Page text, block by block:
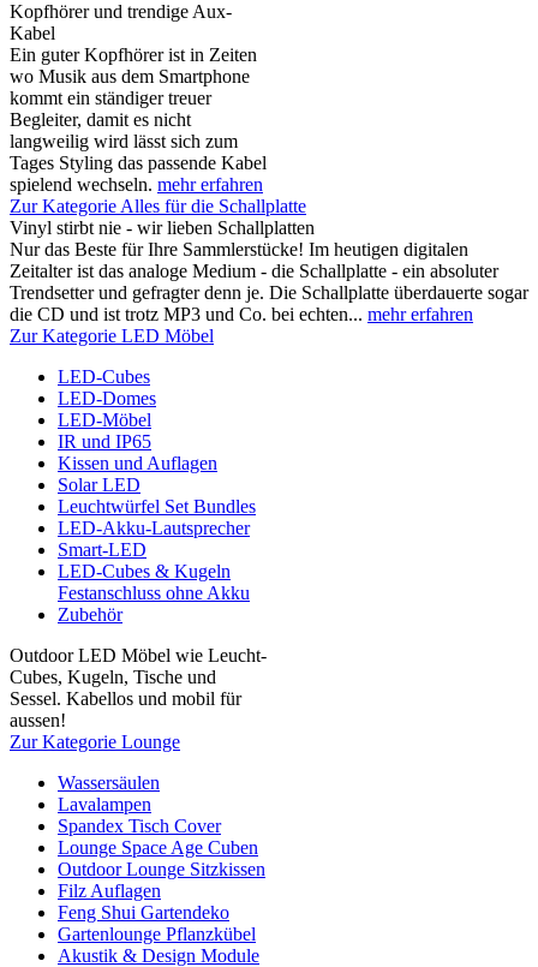
Kopfhörer und trendige Aux-
Kabel
Ein guter Kopfhörer ist in Zeiten
wo Musik aus dem Smartphone
kommt ein ständiger treuer
Begleiter, damit es nicht
langweilig wird lässt sich zum
Tages Styling das passende Kabel
spielend wechseln. mehr erfahren
Zur Kategorie Alles für die Schallplatte
Vinyl stirbt nie - wir lieben Schallplatten
Nur das Beste für Ihre Sammlerstücke! Im heutigen digitalen
Zeitalter ist das analoge Medium - die Schallplatte - ein absoluter
Trendsetter und gefragter denn je. Die Schallplatte überdauerte sogar
die CD und ist trotz MP3 und Co. bei echten... mehr erfahren
Zur Kategorie LED Möbel
LED-Cubes
LED-Domes
LED-Möbel
IR und IP65
Kissen und Auflagen
Solar LED
Leuchtwürfel Set Bundles
LED-Akku-Lautsprecher
Smart-LED
LED-Cubes & Kugeln
Festanschluss ohne Akku
Zubehör
Outdoor LED Möbel wie Leucht-
Cubes, Kugeln, Tische und
Sessel. Kabellos und mobil für
aussen!
Zur Kategorie Lounge
Wassersäulen
Lavalampen
Spandex Tisch Cover
Lounge Space Age Cuben
Outdoor Lounge Sitzkissen
Filz Auflagen
Feng Shui Gartendeko
Gartenlounge Pflanzkübel
Akustik & Design Module